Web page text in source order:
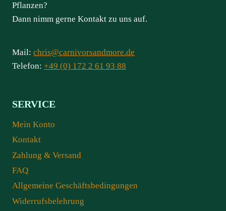
Pflanzen?
Dann nimm gerne Kontakt zu uns auf.
Mail: chris@carnivorsandmore.de
Telefon: +49 (0) 172 2 61 93 88
SERVICE
Mein Konto
Kontakt
Zahlung & Versand
FAQ
Allgemeine Geschäftsbedingungen
Widerrufsbelehrung